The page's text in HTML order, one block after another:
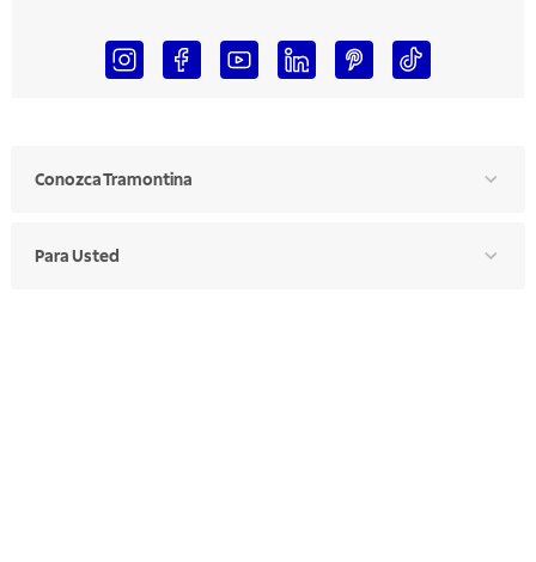
Conozca Tramontina
Para Usted